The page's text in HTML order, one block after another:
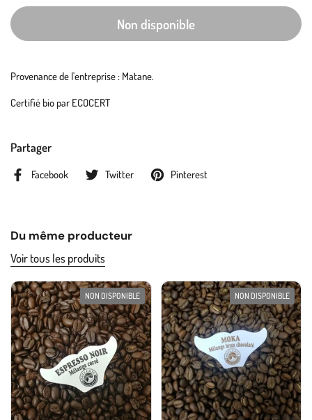
Non disponible
Provenance de l'entreprise : Matane.
Certifié bio par ECOCERT
Partager
Facebook Twitter Pinterest
Du même producteur
Voir tous les produits
NON DISPONIBLE NON DISPONIBLE